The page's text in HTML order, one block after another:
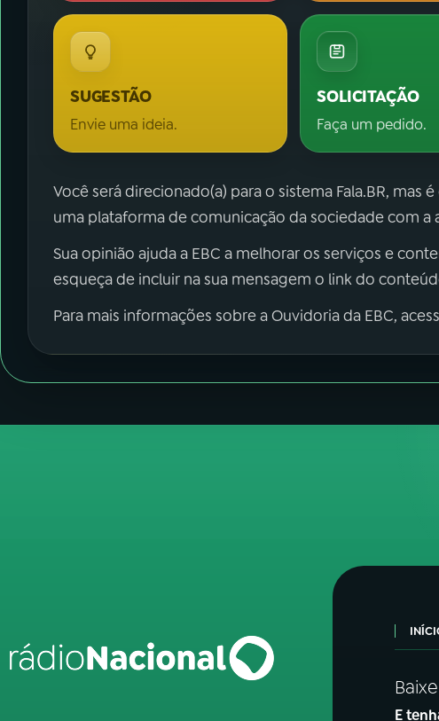
SUGESTÃO
Envie uma ideia.
SOLICITAÇÃO
Faça um pedido.
Você será direcionado(a) para o sistema Fala.BR, mas
uma plataforma de comunicação da sociedade com
Sua opinião ajuda a EBC a melhorar os serviços e
esqueça de incluir na sua mensagem o link do
Para mais informações sobre a Ouvidoria da EBC,
E